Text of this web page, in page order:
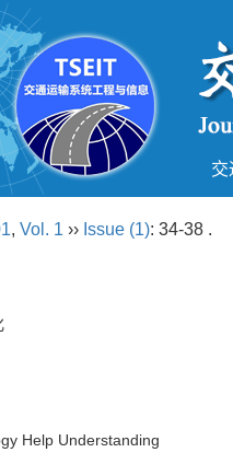
交
, Vol. 1 ›› Issue (1): 34-38 .
Help Understanding